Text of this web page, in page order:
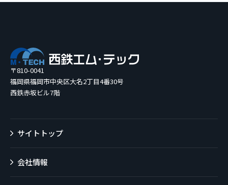
〒810-0041
福岡県福岡市中央区大名2丁目4番30号
西鉄赤坂ビル7階
サイトトップ
会社情報